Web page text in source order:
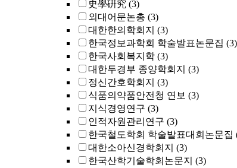
史學硏究 (3)
외대어문논총 (3)
대한한의학회지 (3)
한국정보과학회 학술발표논문집 (3)
한국사회복지학 (3)
대한두경부 종양학회지 (3)
정신간호학회지 (3)
식품의약품안전청 연보 (3)
지식경영연구 (3)
인적자원관리연구 (3)
한국철도학회 학술발표대회논문집
대한소아신경학회지 (3)
한국산학기술학회논문지 (3)